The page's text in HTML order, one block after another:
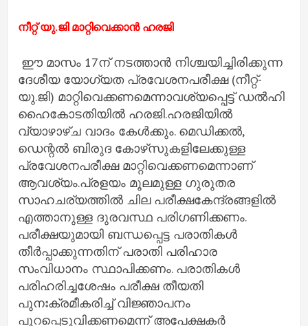
നീറ്റ് യു.ജി മാറ്റിവെക്കാന്‍ ഹരജി
ഈ മാസം 17ന് നടത്താന്‍ നിശ്ചയിച്ചിരിക്കുന്ന
ദേശീയ യോഗ്യത പ്രവേശനപരീക്ഷ (നീറ്റ്-
യു.ജി) മാറ്റിവെക്കണമെന്നാവശ്യപ്പെട്ട് ഡല്‍ഹി
ഹൈകോടതിയില്‍ ഹരജി.ഹരജിയില്‍
വ്യാഴാഴ്ച വാദം കേള്‍ക്കും. മെഡിക്കല്‍,
ഡെന്റല്‍ ബിരുദ കോഴ്‌സുകളിലേക്കുള്ള
പ്രവേശനപരീക്ഷ മാറ്റിവെക്കണമെന്നാണ്
ആവശ്യം.പ്രളയം മൂലമുള്ള ഗുരുതര
സാഹചര്യത്തില്‍ ചില പരീക്ഷകേന്ദ്രങ്ങളില്‍
എത്താനുള്ള ദുരവസ്ഥ പരിഗണിക്കണം.
പരീക്ഷയുമായി ബന്ധപ്പെട്ട പരാതികള്‍
തീര്‍പ്പാക്കുന്നതിന് പരാതി പരിഹാര
സംവിധാനം സ്ഥാപിക്കണം. പരാതികള്‍
പരിഹരിച്ചശേഷം പരീക്ഷ തീയതി
പുനഃക്രമീകരിച്ച്‌ വിജ്ഞാപനം
പുറപ്പെടുവിക്കണമെന്ന് അപേക്ഷകര്‍